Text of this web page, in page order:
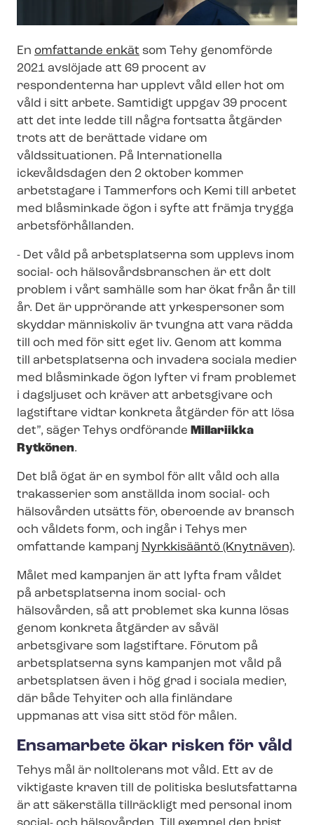
En omfattande enkät som Tehy genomförde
2021 avslöjade att 69 procent av
respondenterna har upplevt våld eller hot om
våld i sitt arbete. Samtidigt uppgav 39 procent
att det inte ledde till några fortsatta åtgärder
trots att de berättade vidare om
våldssituationen. På Internationella
ickevåldsdagen den 2 oktober kommer
arbetstagare i Tammerfors och Kemi till arbetet
med blåsminkade ögon i syfte att främja trygga
ar­bets­för­hål­lan­den.
- Det våld på arbetsplatserna som upplevs inom
social- och häl­so­vårds­bran­schen är ett dolt
problem i vårt samhälle som har ökat från år till
år. Det är upprörande att yrkespersoner som
skyddar människoliv är tvungna att vara rädda
till och med för sitt eget liv. Genom att komma
till arbetsplatserna och invadera sociala medier
med blåsminkade ögon lyfter vi fram problemet
i dagsljuset och kräver att arbetsgivare och
lagstiftare vidtar konkreta åtgärder för att lösa
det”, säger Tehys ordförande Millariikka
Rytkönen.
Det blå ögat är en symbol för allt våld och alla
trakasserier som anställda inom social- och
hälsovården utsätts för, oberoende av bransch
och våldets form, och ingår i Tehys mer
omfattande kampanj Nyrkkisääntö (Knytnäven).
Målet med kampanjen är att lyfta fram våldet
på arbetsplatserna inom social- och
hälsovården, så att problemet ska kunna lösas
genom konkreta åtgärder av såväl
arbetsgivare som lagstiftare. Förutom på
arbetsplatserna syns kampanjen mot våld på
arbetsplatsen även i hög grad i sociala medier,
där både Tehyiter och alla finländare
uppmanas att visa sitt stöd för målen.
Ensamarbete ökar risken för våld
Tehys mål är nolltolerans mot våld. Ett av de
viktigaste kraven till de politiska beslutsfattarna
är att säkerställa tillräckligt med personal inom